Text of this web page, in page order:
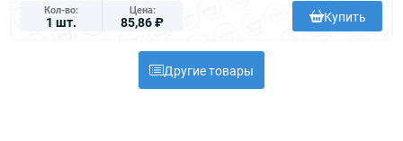
Кол-во
1 шт.
Цена
85,86 ₽ Купить
Другие товары